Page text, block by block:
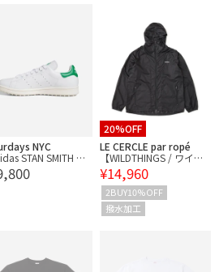
NYC
STAN SMITH GO
20%OFF
LE CERCLE par ropé
【WILDTHINGS / ワイル
ドシングス】パッカブル
ウィンドパーカーナイロ
ンジャケット
¥14,960
2BUY10%OFF
撥水加工